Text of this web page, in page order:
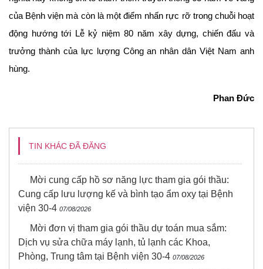
của Bệnh viện mà còn là một điểm nhấn rực rỡ trong chuỗi hoạt
động hướng tới Lễ kỷ niệm 80 năm xây dựng, chiến đấu và
trưởng thành của lực lượng Công an nhân dân Việt Nam anh
hùng.
Phan Đức
TIN KHÁC ĐÃ ĐĂNG
Mời cung cấp hồ sơ năng lực tham gia gói thầu:
Cung cấp lưu lượng kế và bình tạo ẩm oxy tại Bệnh
viện 30-4 07/08/2026
Mời đơn vị tham gia gói thầu dự toán mua sắm:
Dịch vụ sửa chữa máy lạnh, tủ lạnh các Khoa,
Phòng, Trung tâm tại Bệnh viện 30-4 07/08/2026